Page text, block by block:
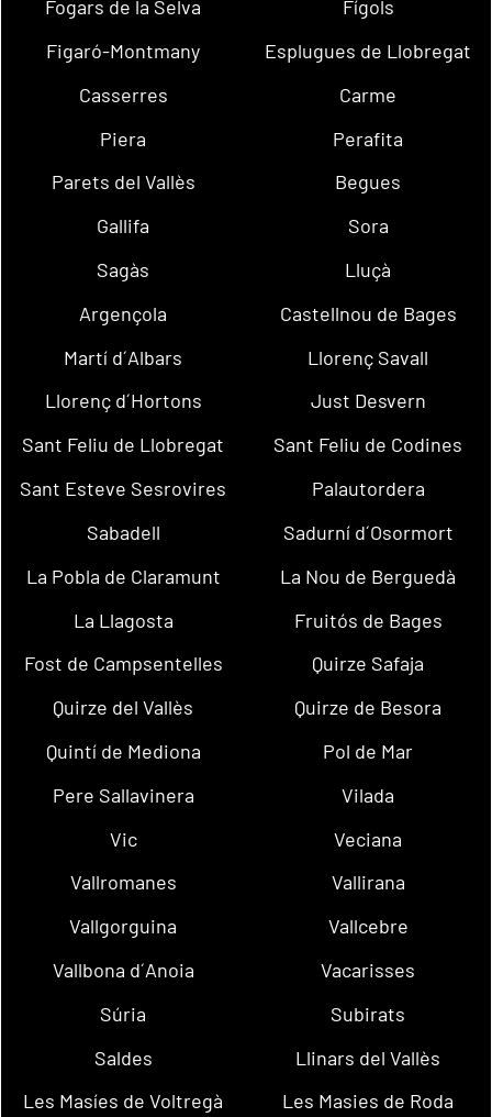
Fogars de la Selva
Fígols
Figaró-Montmany
Esplugues de Llobregat
Casserres
Carme
Piera
Perafita
Parets del Vallès
Begues
Gallifa
Sora
Sagàs
Lluçà
Argençola
Castellnou de Bages
Martí d´Albars
Llorenç Savall
Llorenç d´Hortons
Just Desvern
Sant Feliu de Llobregat
Sant Feliu de Codines
Sant Esteve Sesrovires
Palautordera
Sabadell
Sadurní d´Osormort
La Pobla de Claramunt
La Nou de Berguedà
La Llagosta
Fruitós de Bages
Fost de Campsentelles
Quirze Safaja
Quirze del Vallès
Quirze de Besora
Quintí de Mediona
Pol de Mar
Pere Sallavinera
Vilada
Vic
Veciana
Vallromanes
Vallirana
Vallgorguina
Vallcebre
Vallbona d´Anoia
Vacarisses
Súria
Subirats
Saldes
Llinars del Vallès
Les Masíes de Voltregà
Les Masies de Roda